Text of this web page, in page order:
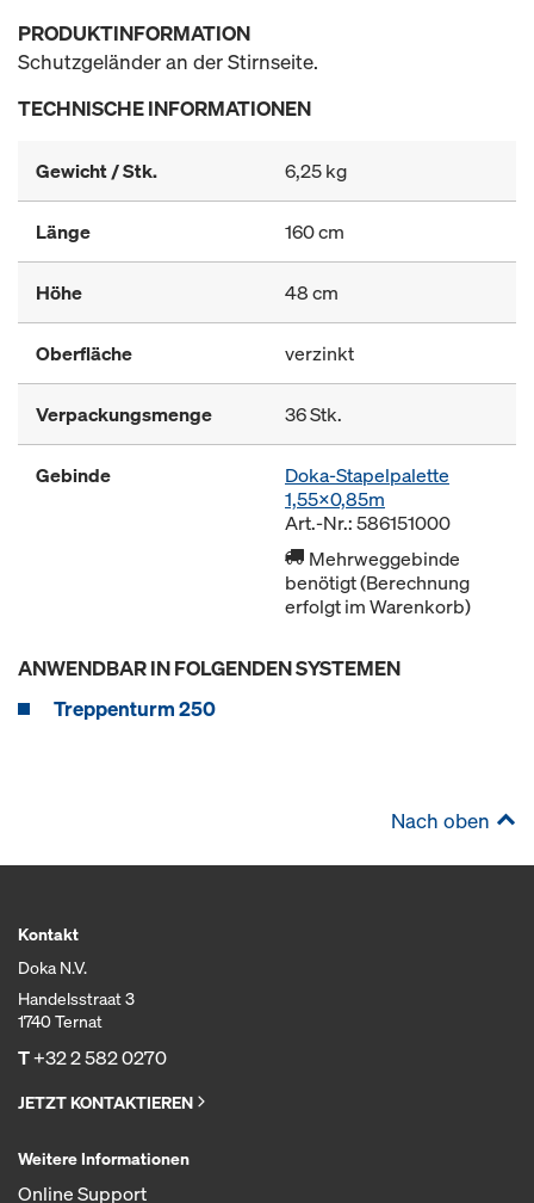
PRODUKTINFORMATION
Schutzgeländer an der Stirnseite.
TECHNISCHE INFORMATIONEN
Gewicht / Stk. 6,25 kg
Länge 160 cm
Höhe 48 cm
Oberfläche verzinkt
Verpackungsmenge 36 Stk.
Gebinde
Doka-Stapelpalette
1,55x0,85m
Art.-Nr.: 586151000
Mehrweggebinde
benötigt (Berechnung
erfolgt im Warenkorb)
ANWENDBAR IN FOLGENDEN SYSTEMEN
Treppenturm 250
Nach oben
Kontakt
Doka N.V.
Handelsstraat 3
1740 Ternat
T+32 2 582 0270
JETZT KONTAKTIEREN
Weitere Informationen
Online Support